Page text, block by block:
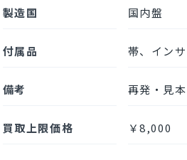
製造国 国内盤
付属品 帯、イン
備考 再発・見
買取上限価格 ￥8,000